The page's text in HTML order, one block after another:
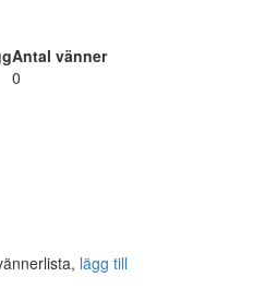
Antal vänner
0
lägg till